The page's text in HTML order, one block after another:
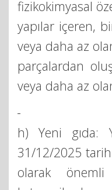
fizikokimyasal
yapılar içeren,
veya daha az
parçalardan
veya daha az
h) Yeni gıda:
31/12/2025
olarak